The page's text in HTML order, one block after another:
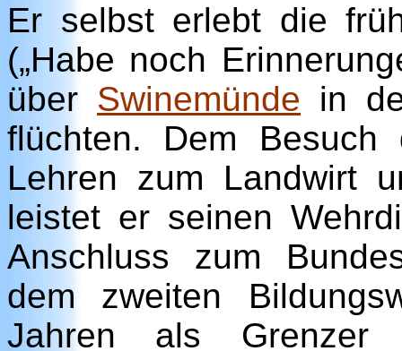
Er selbst erlebt die
(„Habe noch
über Swinemünde in
flüchten. Dem Besuch
Lehren zum Landwirt
leistet er seinen
Anschluss zum
dem zweiten
Jahren als Grenzer